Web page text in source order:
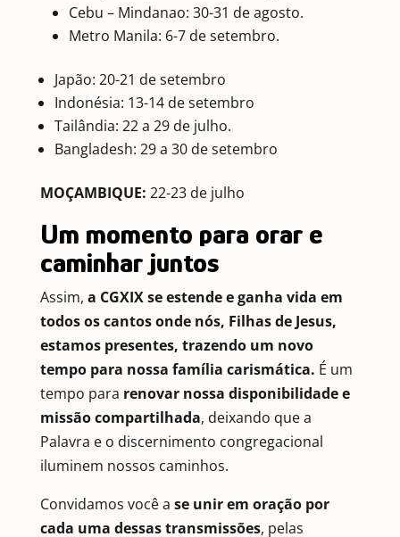
Cebu – Mindanao: 30-31 de agosto.
Metro Manila: 6-7 de setembro.
Japão: 20-21 de setembro
Indonésia: 13-14 de setembro
Tailândia: 22 a 29 de julho.
Bangladesh: 29 a 30 de setembro
MOÇAMBIQUE: 22-23 de julho
Um momento para orar e
caminhar juntos
Assim, a CGXIX se estende e ganha vida em
todos os cantos onde nós, Filhas de Jesus,
estamos presentes, trazendo um novo
tempo para nossa família carismática. É um
tempo para renovar nossa disponibilidade e
missão compartilhada, deixando que a
Palavra e o discernimento congregacional
iluminem nossos caminhos.
Convidamos você a se unir em oração por
cada uma dessas transmissões, pelas